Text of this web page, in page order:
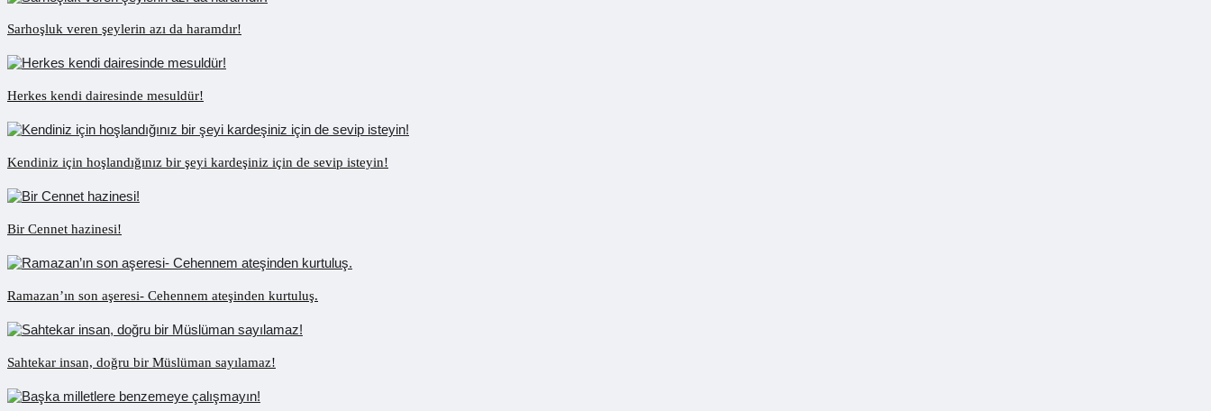
Sarhoşluk veren şeylerin azı da haramdır!
Herkes kendi dairesinde mesuldür!
Kendiniz için hoşlandığınız bir şeyi kardeşiniz için de sevip isteyin!
Bir Cennet hazinesi!
Ramazan’ın son aşeresi- Cehennem ateşinden kurtuluş.
Sahtekar insan, doğru bir Müslüman sayılamaz!